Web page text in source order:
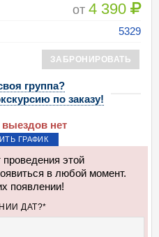
от 4 390
5329
ЗАБРОНИРОВАТЬ
группа?
по заказу!
выездов нет
ГРАФИК
этой
в любой момент.
появлении!
ДАТ?*